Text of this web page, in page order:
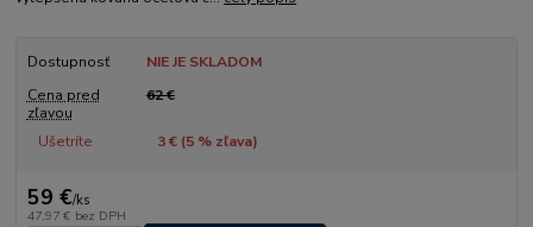
Dostupnosť
NIE JE SKLADOM
Cena pred
zľavou
62 €
Ušetríte 3 € (5% zľava)
59 €/ks
47,97 € bez DPH